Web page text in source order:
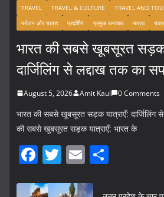
TRAVEL TRAVEL & CULTURE TRAVEL AND
पर्यटन और यात्रा
प्रदर्शित प्रमुख समाचार यात्रा
भारत की सबसे खूबसूरत सड़क
दार्जिलिंग से लद्दाख तक का
August 5, 2026 Amit Kaul 0 Comments
भारत की सबसे खूबसूरत सड़क यात्राएँ: दार्जिलिंग
की सबसे खूबसूरत सड़क यात्राएँ: भारत के
F
c
T
itt
E
ai ar